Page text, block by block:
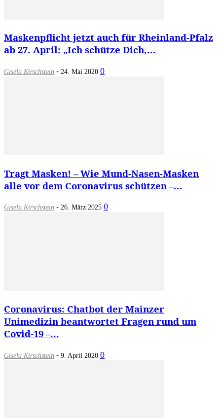
Maskenpflicht jetzt auch für Rheinland-Pfalz
ab 27. April: „Ich schütze Dich,...
Gisela Kirschstein - 24. Mai 2020 0
Tragt Masken! – Wie Mund-Nasen-Masken
alle vor dem Coronavirus schützen –...
Gisela Kirschstein - 26. März 2025 0
Coronavirus: Chatbot der Mainzer
Unimedizin beantwortet Fragen rund um
Covid-19 –...
Gisela Kirschstein - 9. April 2020 0